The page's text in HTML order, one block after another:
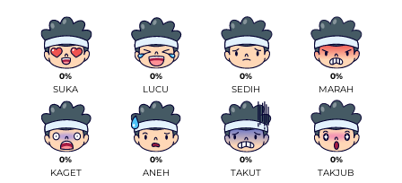
0%
SUKA
0%
LUCU
0%
SEDIH
0%
MARAH
0%
KAGET
0%
ANEH
0%
TAKUT
0%
TAKJUB